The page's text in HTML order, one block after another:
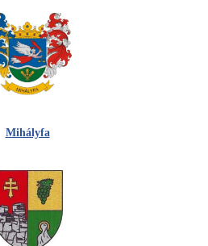
Mihályfa